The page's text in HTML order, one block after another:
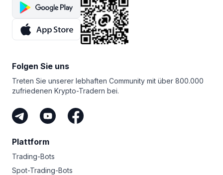
Folgen Sie uns
Treten Sie unserer lebhaften Community mit über 800.000
zufriedenen Krypto-Tradern bei.
Plattform
Trading-Bots
Spot-Trading-Bots